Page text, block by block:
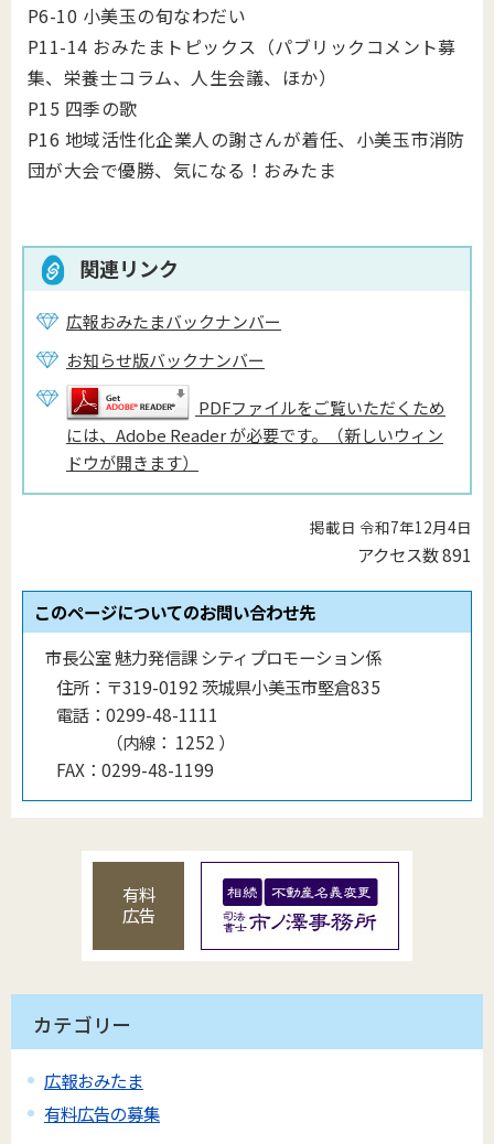
P6-10 小美玉の旬なわだい
P11-14 おみたまトピックス（パブリックコメント募
集、栄養士コラム、人生会議、ほか）
P15 四季の歌
P16 地域活性化企業人の謝さんが着任、小美玉市消防
団が大会で優勝、気になる！おみたま
関連リンク
広報おみたまバックナンバー
お知らせ版バックナンバー
PDFファイルをご覧いただくため
には、Adobe Reader が必要です。（新しいウィン
ドウが開きます）
掲載日 令和7年12月4日
アクセス数891
このページについてのお問い合わせ先
市長公室 魅力発信課 シティプロモーション係
住所： 〒319-0192 茨城県小美玉市堅倉835
電話： 0299-48-1111
（内線 ： 1252 ）
FAX： 0299-48-1199
有料
広告
カテゴリー
広報おみたま
有料広告の募集